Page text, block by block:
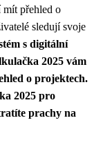
mít přehled o
sledují svoje
s digitální
2025 vám
o projektech.
2025 pro
prachy na